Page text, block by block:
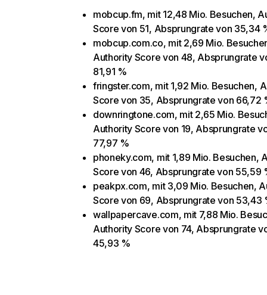
mobcup.fm, mit 12,48 Mio. Besuchen,
Score von 51, Absprungrate von 35,34
mobcup.com.co, mit 2,69 Mio.
Authority Score von 48, Absprungrate
81,91 %
fringster.com, mit 1,92 Mio. Besuchen,
Score von 35, Absprungrate von 66,72
downringtone.com, mit 2,65 Mio.
Authority Score von 19, Absprungrate
77,97 %
phoneky.com, mit 1,89 Mio. Besuchen,
Score von 46, Absprungrate von 55,59
peakpx.com, mit 3,09 Mio. Besuchen,
Score von 69, Absprungrate von 53,43
wallpapercave.com, mit 7,88 Mio.
Authority Score von 74, Absprungrate
45,93 %